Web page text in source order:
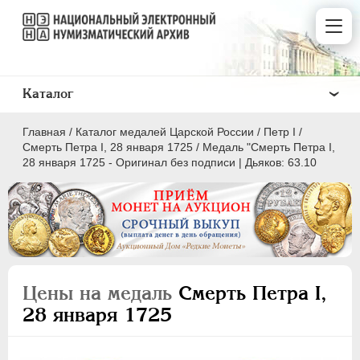
Главная / Каталог медалей Царской России / Пeтр I /
Смерть Петра I, 28 января 1725 / Медаль "Смерть Петра I,
28 января 1725 - Оригинал без подписи | Дьяков: 63.10
Цены на медаль Смерть Петра I,
28 января 1725
Каталог
ВСЕ
ПEТР I 1699-1725
Латинская надпись
A C D F